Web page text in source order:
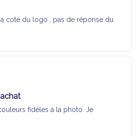
a coté du logo , pas de réponse du
fidèles à la photo. Je